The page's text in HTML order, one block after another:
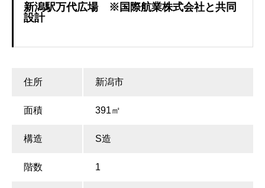
新潟駅万代広場 ※国際航業株式会社と共同
設計
住所 新潟市
面積 391㎡
構造 S造
階数 1